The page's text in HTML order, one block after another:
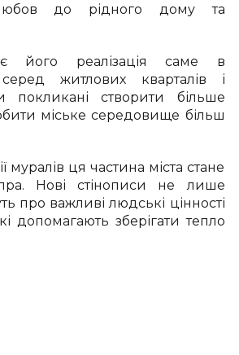
до рідного дому та
його реалізація саме в
житлових кварталів і
покликані створити більше
міське середовище більш
муралів ця частина міста стане
Нові стінописи не лише
про важливі людські цінності
допомагають зберігати тепло